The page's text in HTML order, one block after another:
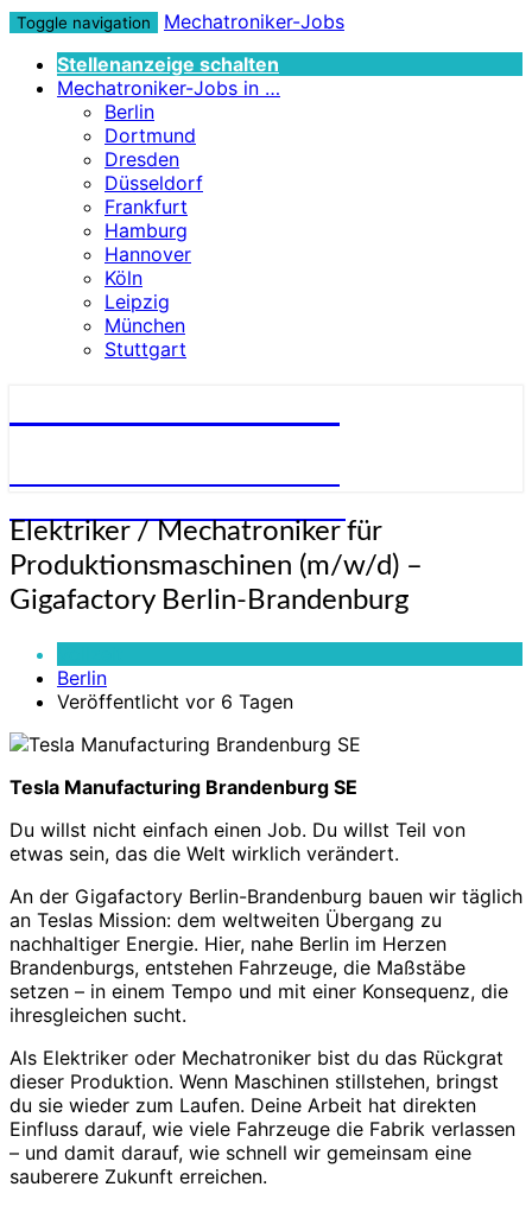
Toggle navigation
Mechatroniker-Jobs
Stellenanzeige schalten
Mechatroniker-Jobs in …
Berlin
Dortmund
Dresden
Düsseldorf
Frankfurt
Hamburg
Hannover
Köln
Leipzig
München
Stuttgart
Elektriker
/
Mechatroniker
für
Produktionsmaschinen
(m/w/d)
Gigafactory
Berlin-
Brandenburg
Elektriker / Mechatroniker für
Produktionsmaschinen (m/w/d) –
Gigafactory Berlin-Brandenburg
Berlin
Veröffentlicht vor 6 Tagen
Tesla Manufacturing Brandenburg SE
Du willst nicht einfach einen Job. Du willst Teil von
etwas sein, das die Welt wirklich verändert.
An der Gigafactory Berlin-Brandenburg bauen wir täglich
an Teslas Mission: dem weltweiten Übergang zu
nachhaltiger Energie. Hier, nahe Berlin im Herzen
Brandenburgs, entstehen Fahrzeuge, die Maßstäbe
setzen – in einem Tempo und mit einer Konsequenz, die
ihresgleichen sucht.
Als Elektriker oder Mechatroniker bist du das Rückgrat
dieser Produktion. Wenn Maschinen stillstehen, bringst
du sie wieder zum Laufen. Deine Arbeit hat direkten
Einfluss darauf, wie viele Fahrzeuge die Fabrik verlassen
– und damit darauf, wie schnell wir gemeinsam eine
sauberere Zukunft erreichen.